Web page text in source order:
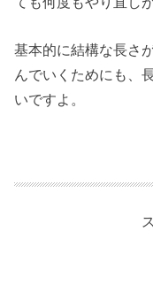
基本的に結構な長さ
んでいくためにも、
いですよ。